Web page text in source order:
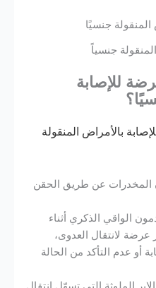
جنسياً
للإصابة
بالأمراض المنقولة
المخدرات عن طريق الحقن
الواقي الذكري أثناء
عرضة لانتقال العدوى،
أو عدم التأكد من الحالة